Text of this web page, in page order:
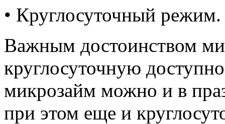
• Круглосуточный режим.
Важным достоинством
круглосуточную
микрозайм можно и в
при этом еще и